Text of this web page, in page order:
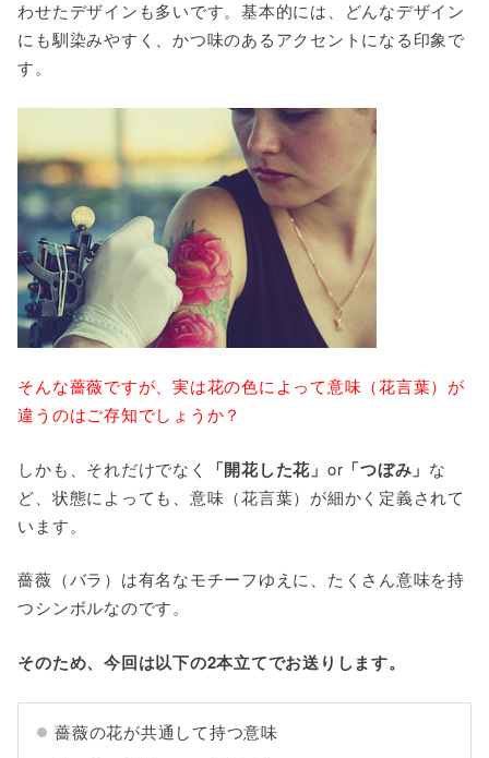
わせたデザインも多いです。基本的には、どんなデザイン
にも馴染みやすく、かつ味のあるアクセントになる印象で
す。
そんな薔薇ですが、実は花の色によって意味（花言葉）が
違うのはご存知でしょうか？
しかも、それだけでなく 「開花した花」 or 「つぼみ」 な
ど、状態によっても、意味（花言葉）が細かく定義されて
います。
薔薇（バラ）は有名なモチーフゆえに、たくさん意味を持
つシンボルなのです。
そのため、今回は以下の2本立てでお送りします。
薔薇の花が共通して持つ意味